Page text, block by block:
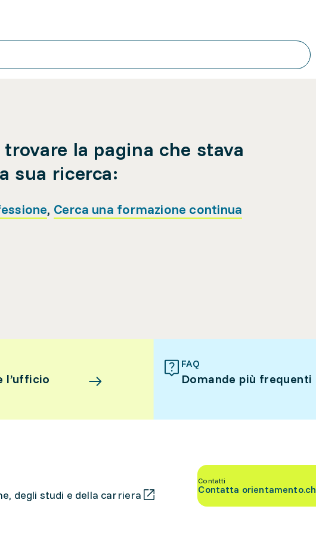
la pagina che stava
sua ricerca:
, Cerca una formazione continua
l’ufficio
FAQ
Domande più frequenti
degli studi e della carriera
Contatti
Contatta orientamento.ch